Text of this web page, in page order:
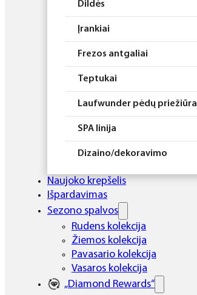
Dildės
Įrankiai
Frezos antgaliai
Teptukai
Laufwunder pėdų priežiūra
SPA linija
Dizaino/dekoravimo
Elektros prietaisai
Higiena
Atributika
Rinkiniai
Naujoko krepšelis
Išpardavimas
Sezono spalvos
Rudens kolekcija
Žiemos kolekcija
Pavasario kolekcija
Vasaros kolekcija
„Diamond Rewards“